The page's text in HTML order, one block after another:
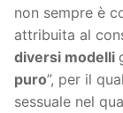
non sempre è
attribuita al
diversi modelli
puro”, per il
sessuale nel